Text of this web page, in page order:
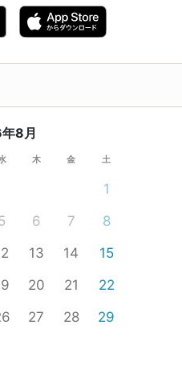
8月
木 金 土
1
6 7
8
13 14
15
20 21
22
27 28
29